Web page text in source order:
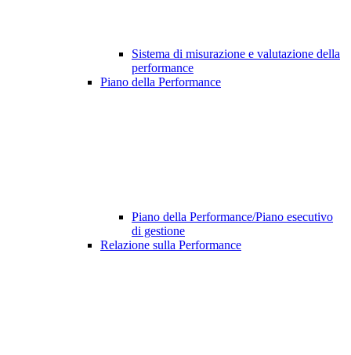
Sistema di misurazione e valutazione della
performance
Piano della Performance
Piano della Performance/Piano esecutivo
di gestione
Relazione sulla Performance